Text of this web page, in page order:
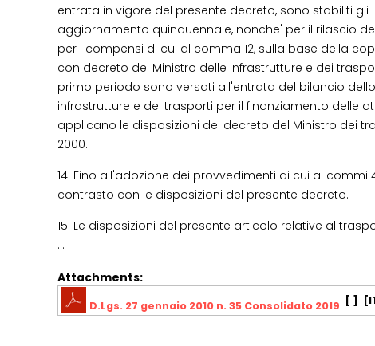
entrata in vigore del presente decreto, sono stabiliti
aggiornamento quinquennale, nonche' per il rilascio
per i compensi di cui al comma 12, sulla base della
con decreto del Ministro delle infrastrutture e dei
primo periodo sono versati all'entrata del bilancio
infrastrutture e dei trasporti per il finanziamento delle
applicano le disposizioni del decreto del Ministro dei
2000.
14. Fino all'adozione dei provvedimenti di cui ai
contrasto con le disposizioni del presente decreto.
15. Le disposizioni del presente articolo relative al
...
Attachments:
D.Lgs. 27 gennaio 2010 n. 35 Consolidato 2019 [ ]